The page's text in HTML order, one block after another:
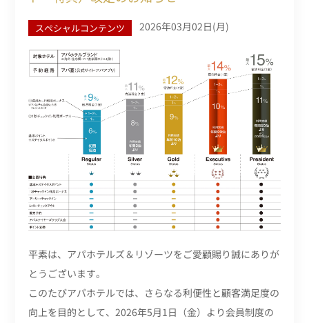
スペシャルコンテンツ 2026年03月02日(月)
平素は、アパホテルズ＆リゾーツをご愛顧賜り誠にありが
とうございます。
このたびアパホテルでは、さらなる利便性と顧客満足度の
向上を目的として、2026年5月1日（金）より会員制度の